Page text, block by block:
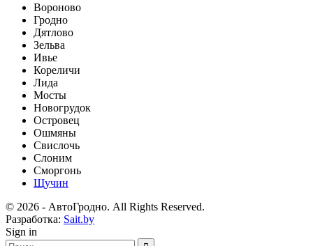
Вороново
Гродно
Дятлово
Зельва
Ивье
Кореличи
Лида
Мосты
Новогрудок
Островец
Ошмяны
Свислочь
Слоним
Сморгонь
Щучин
© 2026 - АвтоГродно. All Rights Reserved.
Разработка: Sait.by
Sign in